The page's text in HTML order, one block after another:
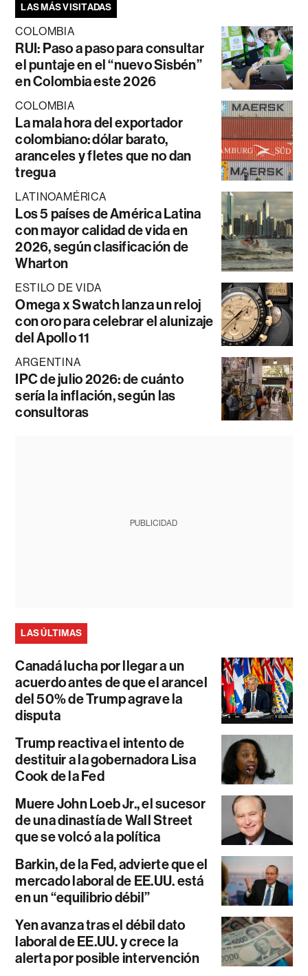
LAS MÁS VISITADAS
COLOMBIA
RUI: Paso a paso para consultar
el puntaje en el “nuevo Sisbén”
en Colombia este 2026
COLOMBIA
La mala hora del exportador
colombiano: dólar barato,
aranceles y fletes que no dan
tregua
LATINOAMÉRICA
Los 5 países de América Latina
con mayor calidad de vida en
2026, según clasificación de
Wharton
ESTILO DE VIDA
Omega x Swatch lanza un reloj
con oro para celebrar el alunizaje
del Apollo 11
ARGENTINA
IPC de julio 2026: de cuánto
sería la inflación, según las
consultoras
PUBLICIDAD
LAS ÚLTIMAS
Canadá lucha por llegar a un
acuerdo antes de que el arancel
del 50% de Trump agrave la
disputa
Trump reactiva el intento de
destituir a la gobernadora Lisa
Cook de la Fed
Muere John Loeb Jr., el sucesor
de una dinastía de Wall Street
que se volcó a la política
Barkin, de la Fed, advierte que el
mercado laboral de EE.UU. está
en un “equilibrio débil”
Yen avanza tras el débil dato
laboral de EE.UU. y crece la
alerta por posible intervención